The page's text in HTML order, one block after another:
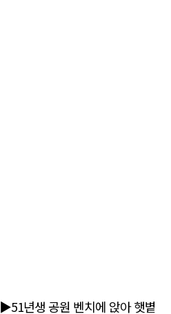
▶51년생 공원 벤치에 앉아 햇볕